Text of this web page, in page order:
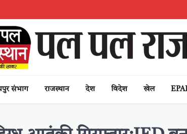
संभाग राजस्थान देश विदेश खेल